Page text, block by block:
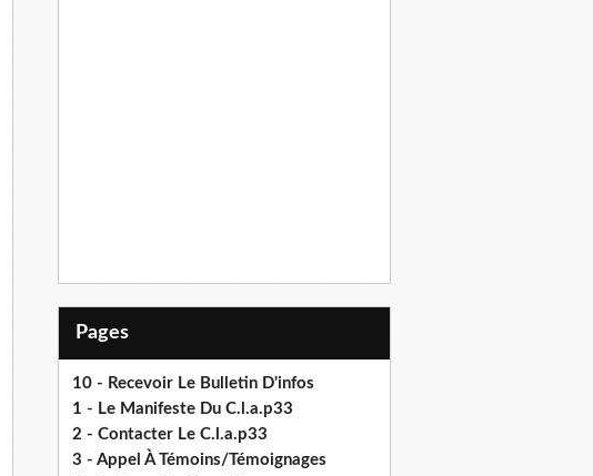
Pages
10 - Recevoir Le Bulletin D'infos
1 - Le Manifeste Du C.l.a.p33
2 - Contacter Le C.l.a.p33
3 - Appel À Témoins/Témoignages